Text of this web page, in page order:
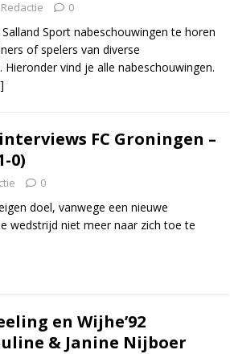
Redactie 0
Sport nabeschouwingen te horen
of spelers van diverse
Hieronder vind je alle nabeschouwingen.
FC Groningen –
0)
0
doel, vanwege een nieuwe
wedstrijd niet meer naar zich toe te
en Wijhe’92
& Janine Nijboer